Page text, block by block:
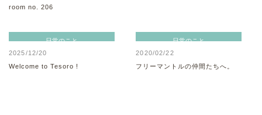
room no. 206
日常のこと
2025/12/20
Welcome to Tesoro !
日常のこと
2020/02/22
フリーマントルの仲間たちへ。